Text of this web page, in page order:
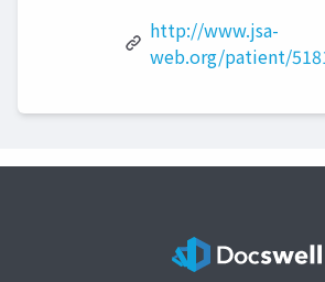
http://www.jsa-
web.org/patient/